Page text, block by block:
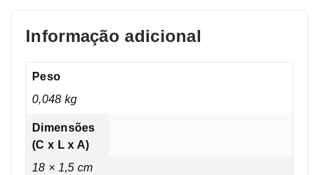
Informação adicional
Peso
0,048 kg
Dimensões
(C x L x A)
18 × 1,5 cm